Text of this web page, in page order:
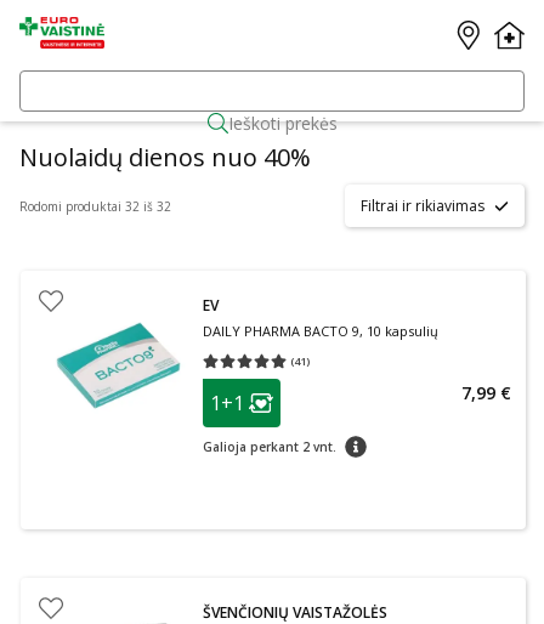
Ieškoti prekės
Nuolaidų dienos nuo 40%
Rodomi produktai 32 iš 32 Filtrai ir rikiavimas
EV
DAILY PHARMA BACTO 9, 10 kapsulių
(41)
Vidutinis įvertinimas 5.00
patarimas
Lojalumo klubo narių nuolaida
1+1
Galioja perkant 2 vnt. patarimas
7,99 €
ŠVENČIONIŲ VAISTAŽOLĖS